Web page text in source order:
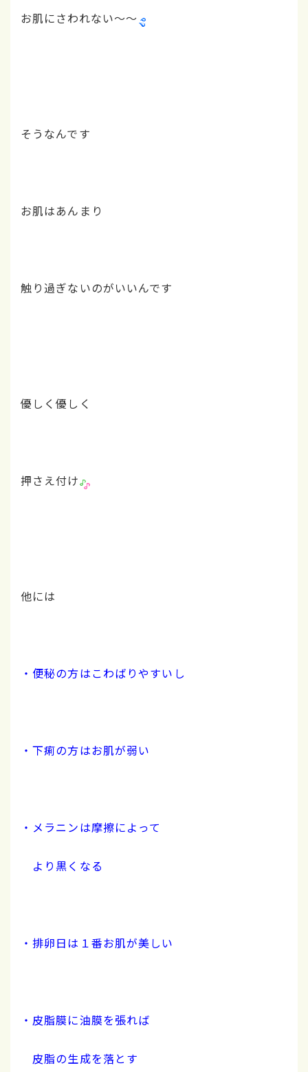
お肌にさわれない～～
そうなんです
お肌はあんまり
触り過ぎないのがいいんです
優しく優しく
押さえ付け
他には
・便秘の方はこわばりやすいし
・下痢の方はお肌が弱い
・メラニンは摩擦によって
より黒くなる
・排卵日は１番お肌が美しい
・皮脂膜に油膜を張れば
皮脂の生成を落とす